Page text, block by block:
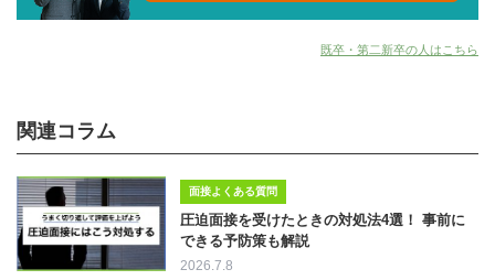
既卒・第二新卒の人はこちら
関連コラム
面接よくある質問
圧迫面接を受けたときの対処法4選！ 事前に
できる予防策も解説
2026.7.8